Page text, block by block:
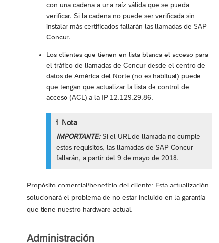
con una cadena a una raíz válida que se pueda
verificar. Si la cadena no puede ser verificada sin
instalar más certificados fallarán las llamadas de SAP
Concur.
Los clientes que tienen en lista blanca el acceso para
el tráfico de llamadas de Concur desde el centro de
datos de América del Norte (no es habitual) puede
que tengan que actualizar la lista de control de
acceso (ACL) a la IP 12.129.29.86.
Nota
IMPORTANTE:Si el URL de llamada no cumple
estos requisitos, las llamadas de SAP Concur
fallarán, a partir del 9 de mayo de 2018.
Propósito comercial/beneficio del cliente: Esta actualización
solucionará el problema de no estar incluido en la garantía
que tiene nuestro hardware actual.
Administración